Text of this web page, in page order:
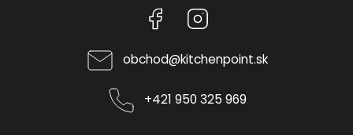
Facebook
obchod@kitchenpoint.sk
+421 950 325 969